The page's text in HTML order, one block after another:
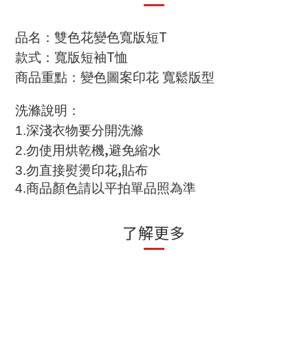
品名：雙色花變色寬版短T
款式：寬版短袖T恤
商品重點：變色圖案印花 寬鬆版型
洗滌說明 ：
1.深淺衣物要分開洗滌
2.勿使用烘乾機,避免縮水
3.勿直接熨燙印花,貼布
4.商品顏色請以平拍單品照為準
了解更多